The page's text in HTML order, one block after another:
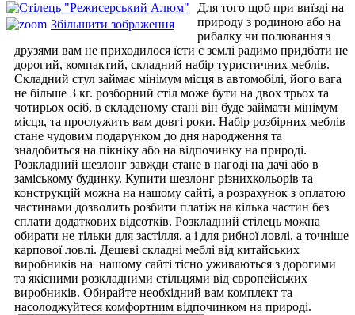
Збільшити зображення
Для того щоб при виїзді на
природу з родиною або на
рибалку чи полювання з
друзями вам не приходилося їсти с землі радимо придбати не
дорогий, компактий, складний набір туристичних меблів.
Складний стул займає мінімум місця в автомобілі, його вага
не більше 3 кг. розборний стіл може бути на двох трьох та
чотирьох осіб, в складеному стані він буде займати мінімум
місця, та прослужить вам довгі роки. Набір розбірних меблів
стане чудовим подарунком до дня народження та
знадобиться на пікніку або на відпочинку на природі.
Розкладний шезлонг завжди стане в нагоді на дачі або в
заміському будинку. Купити шезлонг різнихкольорів та
конструкцій можна на нашому сайті, а розрахунок з оплатою
частинами дозволить розбити платіж на кілька частин без
сплати додаткових відсотків. Розкладний стілець можна
обирати не тільки для застілля, а і для рибної ловлі, а точніше
карпової ловлі. Дешеві складні меблі від китайських
виробників на нашому сайті тісно уживаються з дорогими
та якісними розкладними стільцями від європейських
виробників. Обирайте необхідний вам комплект та
насолоджуйтеся комфортним відпочинком на природі.